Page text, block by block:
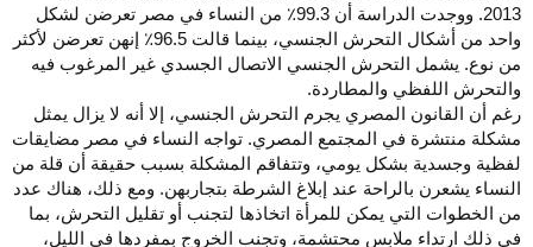
2013. ووجدت الدراسة أن 99.3٪ من النساء في مصر تعرضن لشكل
واحد من أشكال التحرش الجنسي، بينما قالت 96.5٪ إنهن تعرضن لأكثر
من نوع. يشمل التحرش الجنسي الاتصال الجسدي غير المرغوب فيه
والتحرش اللفظي والمطاردة.
رغم أن القانون المصري يجرم التحرش الجنسي، إلا أنه لا يزال يمثل
مشكلة منتشرة في المجتمع المصري. تواجه النساء في مصر مضايقات
لفظية وجسدية بشكل يومي، وتتفاقم المشكلة بسبب حقيقة أن قلة من
النساء يشعرن بالراحة عند إبلاغ الشرطة بتجاربهن. ومع ذلك، هناك عدد
من الخطوات التي يمكن للمرأة اتخاذها لتجنب أو تقليل التحرش، بما
في ذلك ارتداء ملابس محتشمة، وتجنب الخروج بمفردها في الليل،